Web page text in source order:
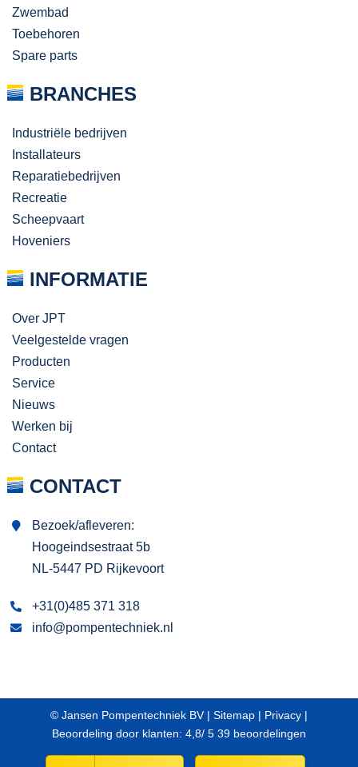
Zwembad
Toebehoren
Spare parts
BRANCHES
Industriële bedrijven
Installateurs
Reparatiebedrijven
Recreatie
Scheepvaart
Hoveniers
INFORMATIE
Over JPT
Veelgestelde vragen
Producten
Service
Nieuws
Werken bij
Contact
CONTACT
Bezoek/afleveren:
Hoogeindsestraat 5b
NL-5447 PD Rijkevoort
+31(0)485 371 318
info@pompentechniek.nl
© Jansen Pompentechniek BV | Sitemap | Privacy |
Beoordeling door klanten: 4,8/ 5 39 beoordelingen